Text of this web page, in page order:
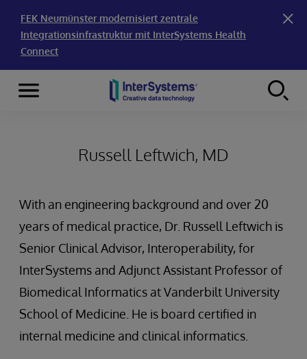
FEK Neumünster modernisiert zentrale
Integrationsinfrastruktur mit InterSystems Health
Connect
Skip to content
Menu
Russell Leftwich, MD
With an engineering background and over 20
years of medical practice, Dr. Russell Leftwich is
Senior Clinical Advisor, Interoperability, for
InterSystems and Adjunct Assistant Professor of
Biomedical Informatics at Vanderbilt University
School of Medicine. He is board certified in
internal medicine and clinical informatics.